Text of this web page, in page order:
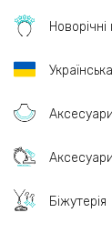
Аксесуари
Біжутерія